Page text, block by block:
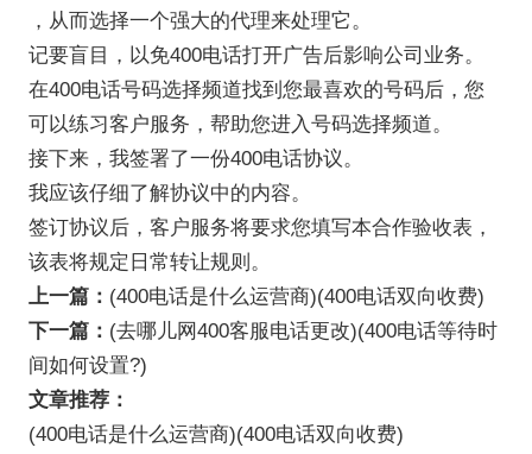
，从而选择一个强大的代理来处理它。
记要盲目，以免400电话打开广告后影响公司业务。
在400电话号码选择频道找到您最喜欢的号码后，您
可以练习客户服务，帮助您进入号码选择频道。
接下来，我签署了一份400电话协议。
我应该仔细了解协议中的内容。
签订协议后，客户服务将要求您填写本合作验收表，
该表将规定日常转让规则。
上一篇： (400电话是什么运营商)(400电话双向收费)
下一篇： (去哪儿网400客服电话更改)(400电话等待时
间如何设置?)
文章推荐：
(400电话是什么运营商)(400电话双向收费)